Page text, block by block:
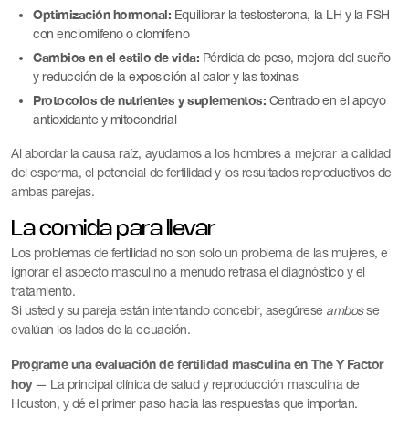
Optimización hormonal: Equilibrar la testosterona, la LH y la FSH
con enclomifeno o clomifeno
Cambios en el estilo de vida: Pérdida de peso, mejora del sueño
y reducción de la exposición al calor y las toxinas
Protocolos de nutrientes y suplementos: Centrado en el apoyo
antioxidante y mitocondrial
Al abordar la causa raíz, ayudamos a los hombres a mejorar la calidad
del esperma, el potencial de fertilidad y los resultados reproductivos de
ambas parejas.
La comida para llevar
Los problemas de fertilidad no son solo un problema de las mujeres, e
ignorar el aspecto masculino a menudo retrasa el diagnóstico y el
tratamiento.
Si usted y su pareja están intentando concebir, asegúrese ambosse
evalúan los lados de la ecuación.
Programe una evaluación de fertilidad masculina en The Y Factor
hoy— La principal clínica de salud y reproducción masculina de
Houston, y dé el primer paso hacia las respuestas que importan.